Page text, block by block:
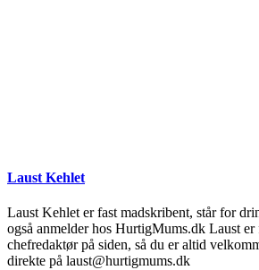
Laust Kehlet
Laust Kehlet er fast madskribent, står for
også anmelder hos HurtigMums.dk Laust er
chefredaktør på siden, så du er altid
direkte på laust@hurtigmums.dk